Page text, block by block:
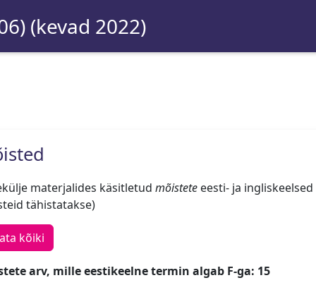
(kevad 2022)
materjalides käsitletud mõisteteeesti- ja ingliskeelsed
tähistatakse)
kõiki
arv, mille eestikeelne termin algab F-ga: 15